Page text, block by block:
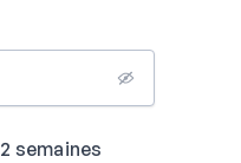
semaines